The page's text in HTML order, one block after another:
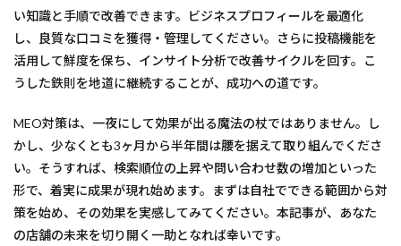
い知識と手順で改善できます。ビジネスプロフィールを最適化
し、良質な口コミを獲得・管理してください。さらに投稿機能を
活用して鮮度を保ち、インサイト分析で改善サイクルを回す。こ
うした鉄則を地道に継続することが、成功への道です。
MEO対策は、一夜にして効果が出る魔法の杖ではありません。し
かし、少なくとも3ヶ月から半年間は腰を据えて取り組んでくださ
い。そうすれば、検索順位の上昇や問い合わせ数の増加といった
形で、着実に成果が現れ始めます。まずは自社でできる範囲から対
策を始め、その効果を実感してみてください。本記事が、あなた
の店舗の未来を切り開く一助となれば幸いです。